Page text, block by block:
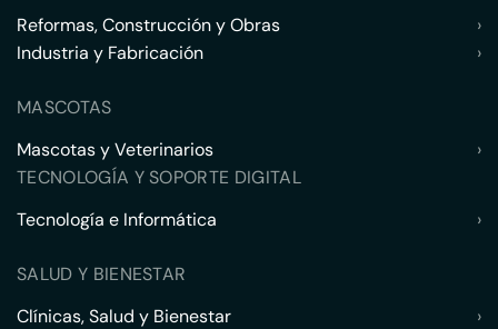
Reformas, Construcción y Obras
›
Industria y Fabricación
›
MASCOTAS
Mascotas y Veterinarios
›
TECNOLOGÍA Y SOPORTE DIGITAL
Tecnología e Informática
›
SALUD Y BIENESTAR
Clínicas, Salud y Bienestar
›